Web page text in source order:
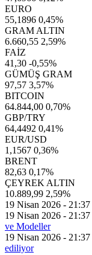
EURO
55,1896 0,45%
GRAM ALTIN
6.660,55 2,59%
FAİZ
41,30 -0,55%
GÜMÜŞ GRAM
97,57 3,57%
BITCOIN
64.844,00 0,70%
GBP/TRY
64,4492 0,41%
EUR/USD
1,1567 0,36%
BRENT
82,63 0,17%
ÇEYREK ALTIN
10.889,99 2,59%
19 Nisan 2026 - 21:37
19 Nisan 2026 - 21:37
ve Modeller
19 Nisan 2026 - 21:37
ediliyor